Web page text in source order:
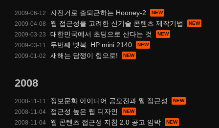
2009-06-12 자전거로 출퇴근하는 Hooney-2
2009-04-08 웹 접근성을 고려한 신기술 콘텐츠 제작기법
2009-03-23 대한민국에서 초딩으로 산다는 것
2009-03-11 두번째 넷북: HP mini 2140
2009-01-02 새해는 담쟁이 힘으로!
2008
2008-11-11 정보문화 아이디어 공모전과 웹 접근성
2008-11-04 접근성 높은 웹 디자인
2008-11-04 웹 콘텐츠 접근성 지침 2.0 공고 임박